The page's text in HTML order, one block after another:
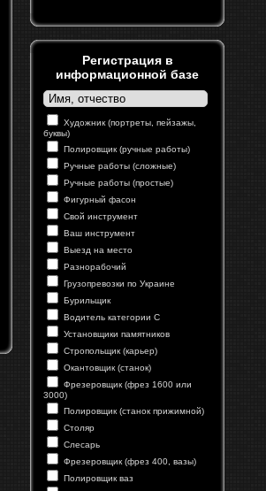
Регистрация в
информационной базе
Художник (портреты, пейзажы,
буквы)
Полировщик (ручные работы)
Ручные работы (сложные)
Ручные работы (простые)
Фигурный фасон
Свой инструмент
Ваш инструмент
Выезд на место
Разнорабочий
Грузопревозки по Украине
Бурильщик
Водитель категории С
Установщики памятников
Стропольщик (карьер)
Окантовщик (станок)
Фрезеровщик (фрез 1600 или
3000)
Полировщик (станок прижимной)
Столяр
Слесарь
Фрезеровщик (фрез 400, вазы)
Полировщик ваз